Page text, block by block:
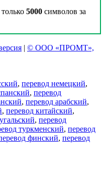
5000 символов за
| © ООО «ПРОМТ»,
, перевод немецкий,
, перевод
, перевод арабский,
, перевод китайский,
, перевод
туркменский, перевод
финский, перевод